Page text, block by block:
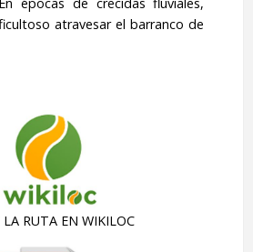
atravesar el barranco de
LA RUTA EN WIKILOC